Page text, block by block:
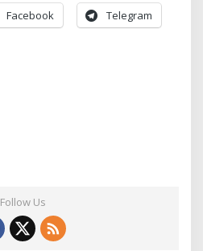
Facebook Telegram
Follow Us